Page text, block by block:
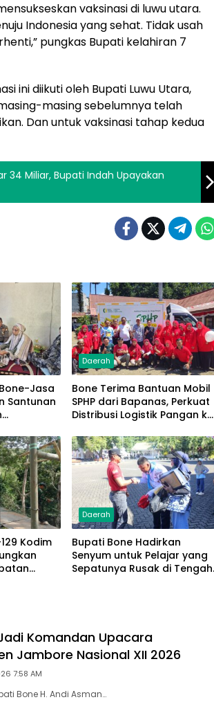
vaksinasi di luwu utara.
Indonesia yang sehat. Tidak usah
pungkas Bupati kelahiran 7
ini diikuti oleh Bupati Luwu Utara,
masing sebelumnya telah
Dan untuk vaksinasi tahap kedua
34 Miliar, Bupati Indah Upayakan
Jasa
Santunan
Daerah
Bone Terima Bantuan Mobil
SPHP dari Bapanas, Perkuat
Distribusi Logistik Pangan ke
Kodim
Daerah
Bupati Bone Hadirkan
Senyum untuk Pelajar yang
Sepatunya Rusak di Tengah
Komandan Upacara
Jambore Nasional XII 2026
7:58 AM
Bone H. Andi Asman…